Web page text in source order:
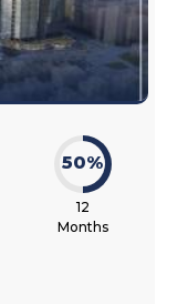
50%
12
Months